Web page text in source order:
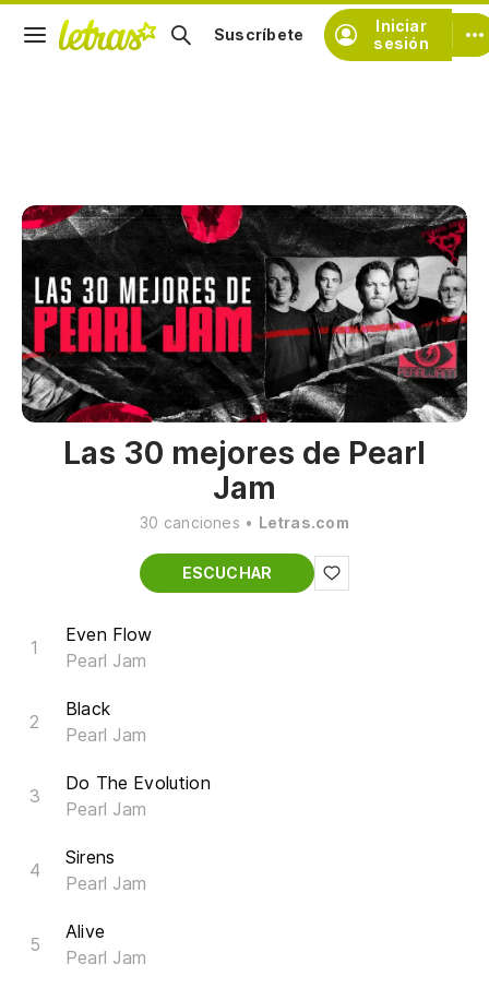
Iniciar
sesión
Suscríbete
Las 30 mejores de Pearl
Jam
30 canciones • Letras.com
ESCUCHAR
Even Flow
Pearl Jam
Black
Pearl Jam
Do The Evolution
Pearl Jam
Sirens
Pearl Jam
Alive
Pearl Jam